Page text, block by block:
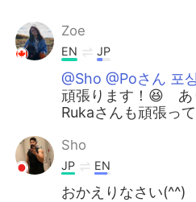
Zoe
EN JP
@Sho @Poさん 포
頑張ります！😆 あ
Rukaさんも頑張っ
Sho
JP EN
おかえりなさい(^^)